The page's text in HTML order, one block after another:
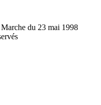
du 23 mai 1998